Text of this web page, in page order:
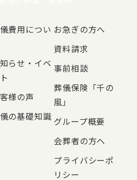
費用につい
らせ・イベ
様の声
の基礎知識
お急ぎの方へ
資料請求
事前相談
葬儀保険「千の
風」
グループ概要
会葬者の方へ
プライバシーポ
リシー